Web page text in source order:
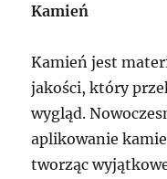
Kamień
Kamień jest
jakości, który
wygląd.
aplikowanie
tworząc